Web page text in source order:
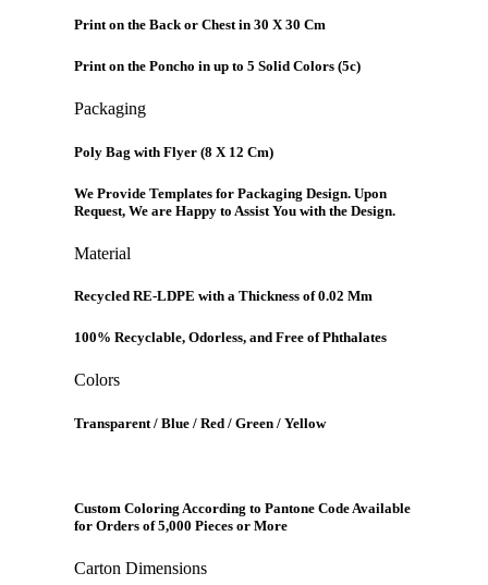
Print on the Back or Chest in 30 X 30 Cm
Print on the Poncho in up to 5 Solid Colors (5c)
Packaging
Poly Bag with Flyer (8 X 12 Cm)
We Provide Templatesfor Packaging Design. Upon
Request, We are Happy to Assist You with the Design.
Material
Recycled RE-LDPE with a Thickness of 0.02 Mm
100% Recyclable, Odorless, and Free of Phthalates
Colors
Transparent / Blue / Red / Green / Yellow
Custom Coloring According to Pantone Code Available
for Orders of 5,000 Pieces or More
Carton Dimensions